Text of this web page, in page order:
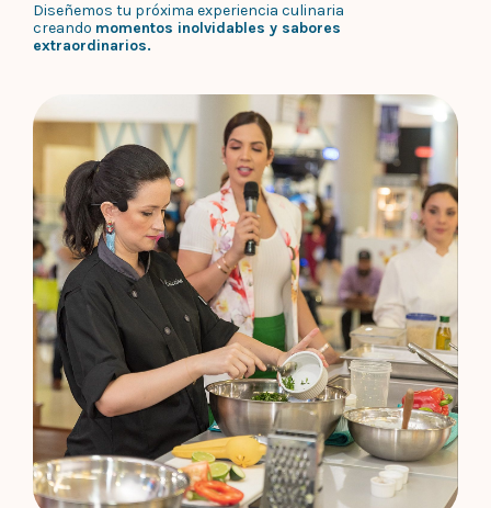
Diseñemos tu próxima experiencia culinaria
creando momentos inolvidables y sabores
extraordinarios.